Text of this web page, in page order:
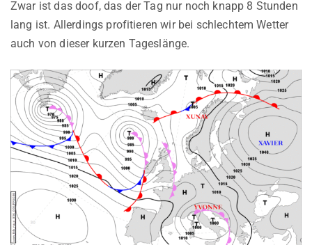
Zwar ist das doof, das der Tag nur noch knapp 8 Stunden
lang ist. Allerdings profitieren wir bei schlechtem Wetter
auch von dieser kurzen Tageslänge.